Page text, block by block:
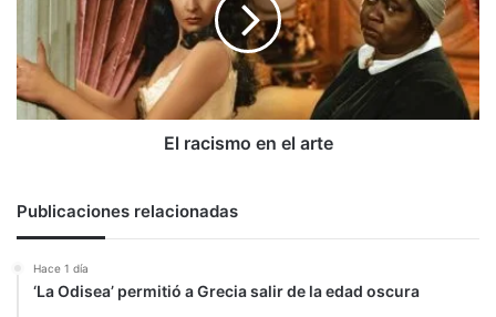
El racismo en el arte
Publicaciones relacionadas
Hace 1 día
‘La Odisea’ permitió a Grecia salir de la edad oscura